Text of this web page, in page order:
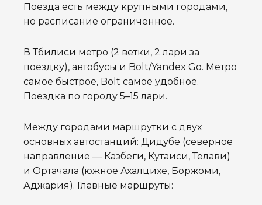
Поезда есть между крупными городами,
но расписание ограниченное.
В Тбилиси метро (2 ветки, 2 лари за
поездку), автобусы и Bolt/Yandex Go. Метро
самое быстрое, Bolt самое удобное.
Поездка по городу 5–15 лари.
Между городами маршрутки с двух
основных автостанций: Дидубе (северное
направление — Казбеги, Кутаиси, Телави)
и Ортачала (южное Ахалцихе, Боржоми,
Аджария). Главные маршруты: